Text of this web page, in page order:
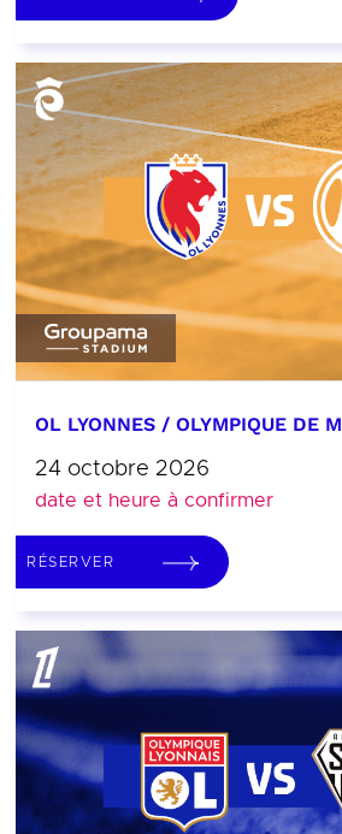
OL LYONNES / OLYMPIQUE DE
24 octobre 2026
date et heure à confirmer
RÉSERVER